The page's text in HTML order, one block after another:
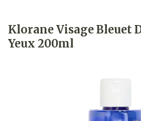
Klorane Visage Bleuet
Yeux 200ml